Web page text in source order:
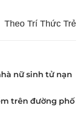
Theo Trí Thức Trẻ
nữ sinh tử nạn
trên đường phố